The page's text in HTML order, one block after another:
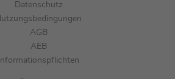
Datenschutz
AGB
AEB
Informationspflichten